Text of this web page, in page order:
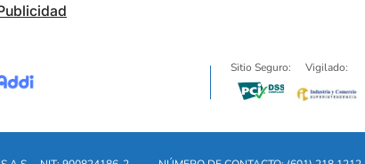
Sitio Seguro: Vigilado: